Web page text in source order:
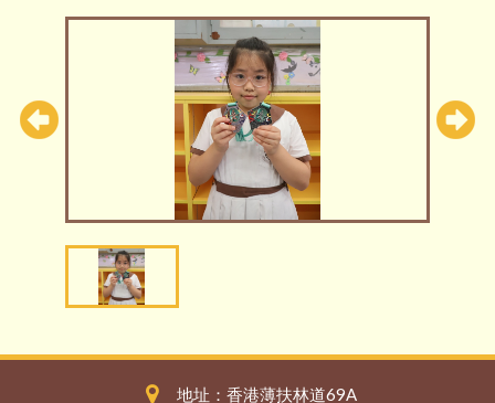
地址：香港薄扶林道69A